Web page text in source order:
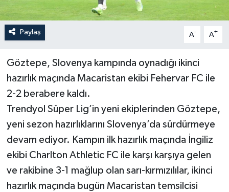
Paylaş A- A+
Göztepe, Slovenya kampında oynadığı ikinci
hazırlık maçında Macaristan ekibi Fehervar FC ile
2-2 berabere kaldı.
Trendyol Süper Lig’in yeni ekiplerinden Göztepe,
yeni sezon hazırlıklarını Slovenya’da sürdürmeye
devam ediyor. Kampın ilk hazırlık maçında İngiliz
ekibi Charlton Athletic FC ile karşı karşıya gelen
ve rakibine 3-1 mağlup olan sarı-kırmızılılar, ikinci
hazırlık maçında bugün Macaristan temsilcisi